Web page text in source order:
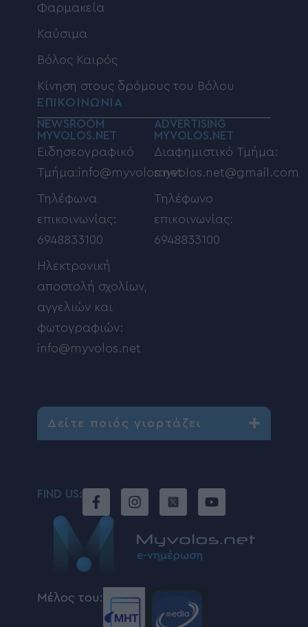
Φαρμακεία
Καύσιμα
Βόλος Καιρός
Κίνηση στους δρόμους του Βόλου
ΕΠΙΚΟΙΝΩΝΙΑ
NEWSROOM
MYVOLOS.NET
Ειδησεογραφικό
Τμήμα:info@myvolos.net
Τηλέφωνα
επικοινωνίας:
6948833100
Ηλεκτρονική
αποστολή σχολίων,
αγγελιών και
φωτογραφιών:
info@myvolos.net
ADVERTISING
MYVOLOS.NET
Διαφημιστικό Τμήμα:
myvolos.net@gmail.com
Τηλέφωνο
επικοινωνίας:
6948833100
Δείτε ποιός γιορτάζει
FIND US:
Μέλος του: